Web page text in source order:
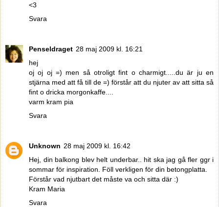
<3
Svara
Penseldraget 28 maj 2009 kl. 16:21
hej
oj oj oj =) men så otroligt fint o charmigt.....du är ju en
stjärna med att få till de =) förstår att du njuter av att sitta så
fint o dricka morgonkaffe....
varm kram pia
Svara
Unknown 28 maj 2009 kl. 16:42
Hej, din balkong blev helt underbar.. hit ska jag gå fler ggr i
sommar för inspiration. Föll verkligen för din betongplatta.
Förstår vad njutbart det måste va och sitta där :)
Kram Maria
Svara